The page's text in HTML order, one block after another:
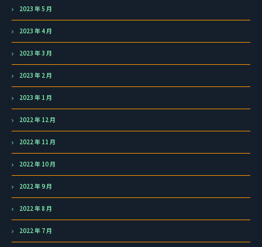
2023 年 5 月
2023 年 4 月
2023 年 3 月
2023 年 2 月
2023 年 1 月
2022 年 12 月
2022 年 11 月
2022 年 10 月
2022 年 9 月
2022 年 8 月
2022 年 7 月